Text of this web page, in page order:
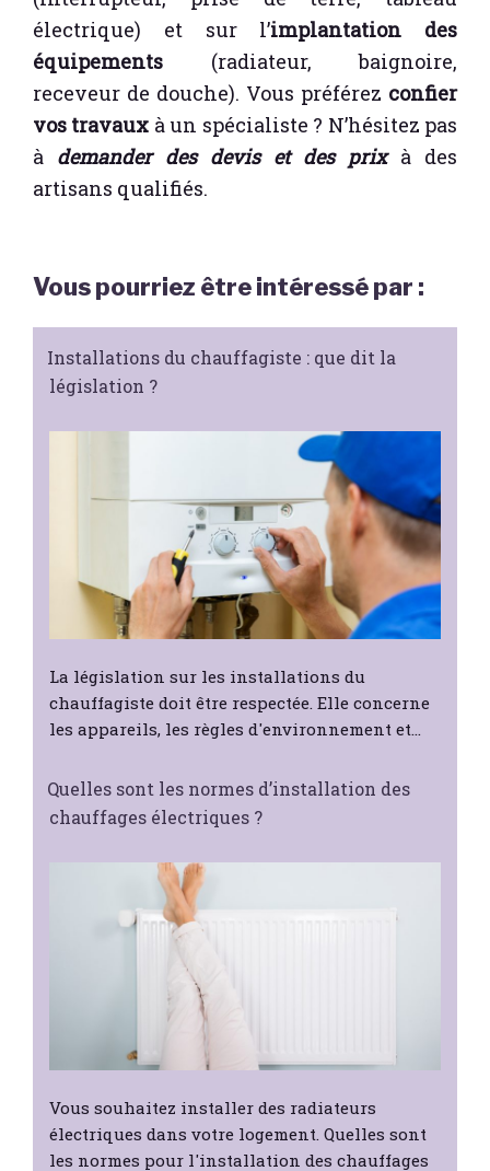
électrique) et sur l’implantation des
équipements (radiateur, baignoire,
receveur de douche). Vous préférez confier
vos travaux à un spécialiste ? N’hésitez pas
à demander des devis et des prixà des
artisans qualifiés.
Vous pourriez être intéressé par :
Installations du chauffagiste : que dit la
législation ?
La législation sur les installations du
chauffagiste doit être respectée. Elle concerne
les appareils, les règles d'environnement et…
Quelles sont les normes d’installation des
chauffages électriques ?
Vous souhaitez installer des radiateurs
électriques dans votre logement. Quelles sont
les normes pour l'installation des chauffages